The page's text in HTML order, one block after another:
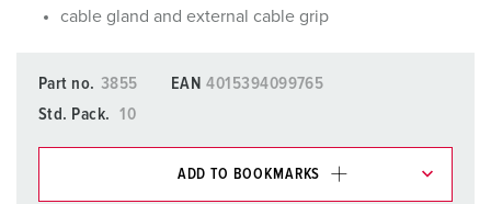
cable gland and external cable grip
Part no. 3855 EAN 4015394099765
Std. Pack.
10
ADD TO BOOKMARKS